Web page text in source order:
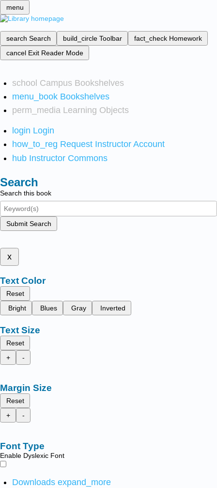
menu
search Search build_circle Toolbar fact_check Homework
cancel Exit Reader Mode
school Campus Bookshelves
menu_book Bookshelves
perm_media Learning Objects
login Login
how_to_reg Request Instructor Account
hub Instructor Commons
Search
Search this book
Submit Search
x
Text Color
Reset
Bright
Blues Gray Inverted
Text Size
Reset
+
-
Margin Size
Reset
+
-
Font Type
Enable Dyslexic Font
Downloads expand_more